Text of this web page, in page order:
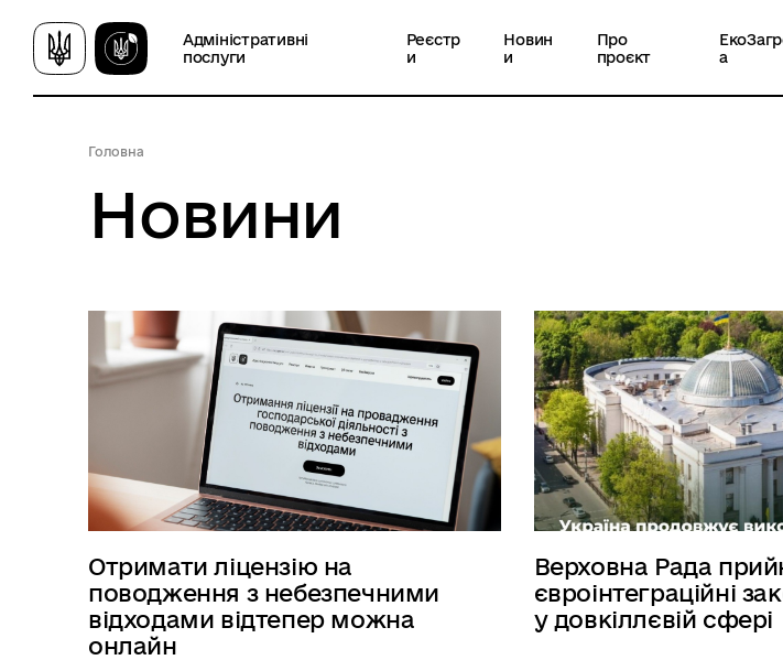
Адміністративні
послуги
Реєстр
и
Новин
и
Про
проєкт
а
Головна
Новини
Отримати ліцензію на
поводження з небезпечними
відходами відтепер можна
онлайн
Верховна Рада
євроінтеграційні
у довкіллєвій сфері